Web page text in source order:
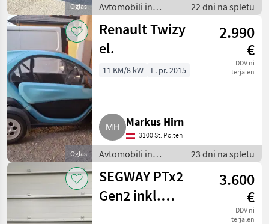
Oglas
Avtomobili in
motorna kolesa /
Mopedauto
avtomobili
22 dni na spletu
Oglas
Renault Twizy
el.
2.990
€
DDV ni
terjalen
11 KM/8 kW L. pr. 2015
Markus Hirn
3100 St. Pölten
Avtomobili in
motorna kolesa /
Mopedauto
avtomobili
23 dni na spletu
SEGWAY PTx2
Gen2 inkl.
3.600
€
DDV ni
terjalen